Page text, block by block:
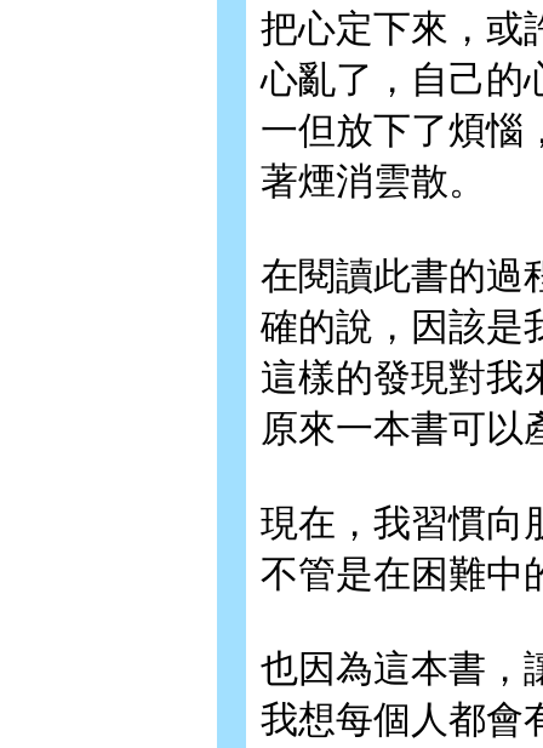
把心定下來，或
心亂了，自己的
一但放下了煩惱
著煙消雲散。
在閱讀此書的過
確的說，因該是
這樣的發現對我
原來一本書可以
現在，我習慣向
不管是在困難中
也因為這本書，
我想每個人都會